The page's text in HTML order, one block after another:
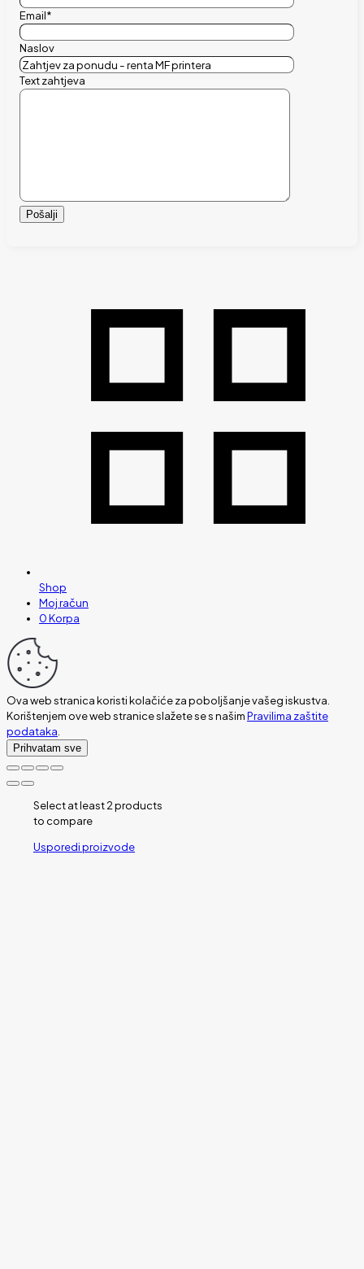
Email*
Naslov
Text zahtjeva
Shop
Moj račun
0Korpa
Ova web stranica koristi kolačiće za poboljšanje vašeg iskustva.
Korištenjem ove web stranice slažete se s našimPravilima zaštite
podataka.
Prihvatam sve
Select at least 2 products
to compare
Usporedi proizvode